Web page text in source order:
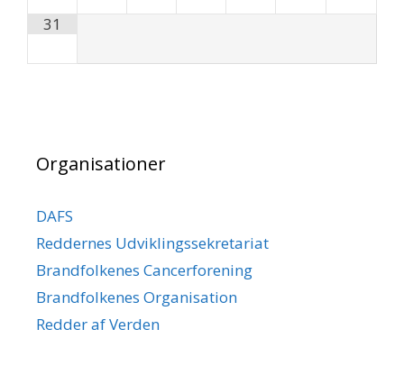
31
Organisationer
DAFS
Reddernes Udviklingssekretariat
Brandfolkenes Cancerforening
Brandfolkenes Organisation
Redder af Verden